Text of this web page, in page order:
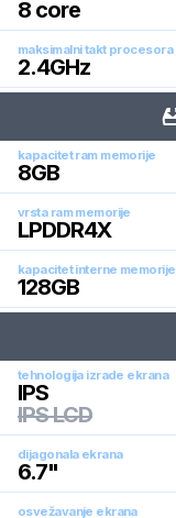
8 core
maksimalni takt procesora
2.4GHz
kapacitet ram memorije
8GB
vrsta ram memorije
LPDDR4X
kapacitet interne memorije
128GB
tehnologija izrade ekrana
IPS
IPS LCD
dijagonala ekrana
6.7"
osvežavanje ekrana